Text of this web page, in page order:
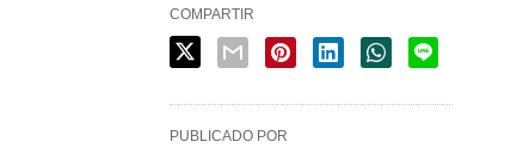
COMPARTIR
PUBLICADO POR